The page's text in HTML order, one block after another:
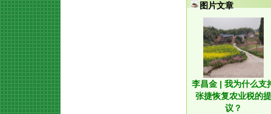
图片文章
李昌金 | 我为什么支
张捷恢复农业税的提
议？